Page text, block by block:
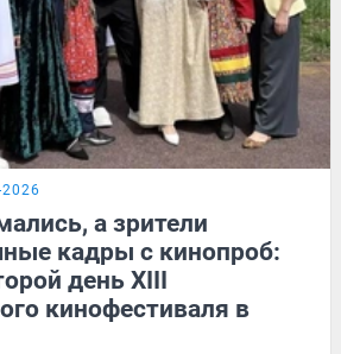
а зрители
кадры с кинопроб:
день XIII
кинофестиваля в